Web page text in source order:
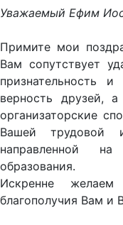
Уважаемый Ефим
Примите мои
Вам сопутствует
признательность
верность друзей,
организаторские
Вашей трудовой
направленной
образования.
Искренне желаем
благополучия Вам и